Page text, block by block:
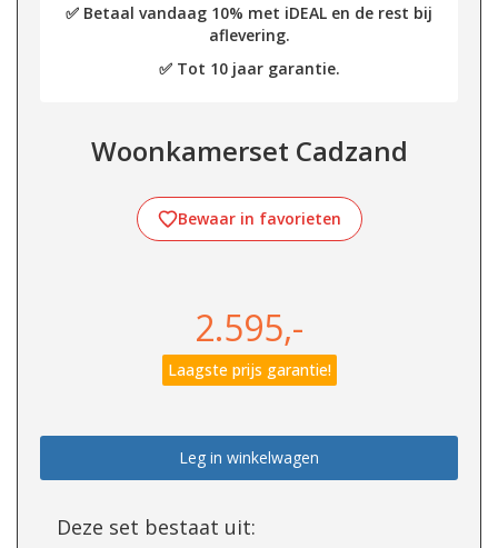
✅ Betaal vandaag 10% met iDEAL en de rest bij
aflevering.
✅ Tot 10 jaar garantie.
Woonkamerset Cadzand
Bewaar in favorieten
2.595,-
Laagste prijs garantie!
Leg in winkelwagen
Deze set bestaat uit: